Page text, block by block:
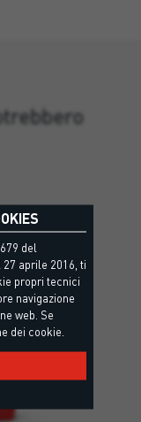
del
aprile 2016, ti
propri tecnici
navigazione
web. Se
dei cookie.